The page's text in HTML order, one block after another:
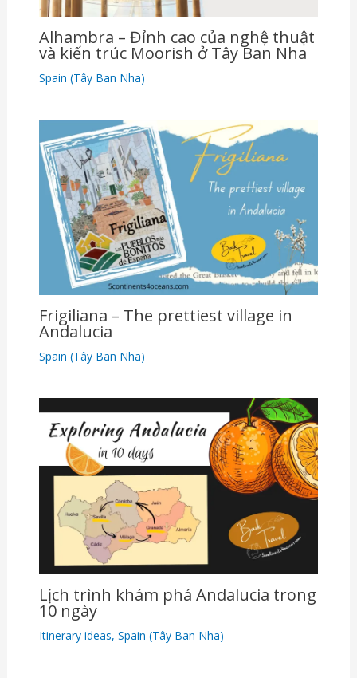
Alhambra – Đỉnh cao của nghệ thuật
và kiến ​​trúc Moorish ở Tây Ban Nha
Spain (Tây Ban Nha)
Frigiliana – The prettiest village in
Andalucia
Spain (Tây Ban Nha)
Lịch trình khám phá Andalucia trong
10 ngày
Itinerary ideas, Spain (Tây Ban Nha)